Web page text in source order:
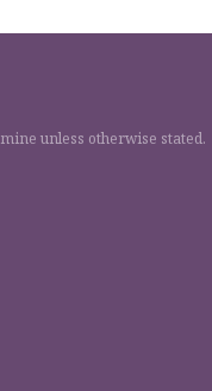
unless otherwise stated.